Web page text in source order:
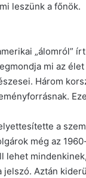
leszünk a főnök.
„álomról”
mi az
Három
a
még az
Aztán